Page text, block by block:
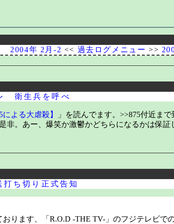
2004年 2月-2 << 過去ログメニュー >>
衛生兵を呼べ
よる大虐殺】 」を読んでます。>>875付近まで
非。あー、爆笑か激鬱かどちらになるかは保証
ち切り正式告知
ります、「R.O.D -THE TV-」のフジテレビで